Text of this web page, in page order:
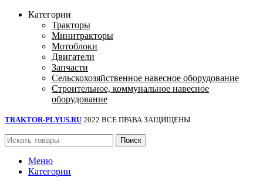
Категории
Тракторы
Минитракторы
Мотоблоки
Двигатели
Запчасти
Сельскохозяйственное навесное оборудование
Строительное, коммунальное навесное
оборудование
TRAKTOR-PLYUS.RU 2022 ВСЕ ПРАВА ЗАЩИЩЕНЫ
Поиск
Меню
Категории